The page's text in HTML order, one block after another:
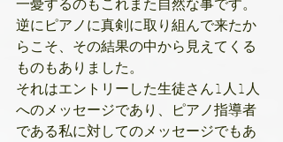
一憂するのもこれまた自然な事です。
逆にピアノに真剣に取り組んで来たか
らこそ、その結果の中から見えてくる
ものもありました。
それはエントリーした生徒さん1人1人
へのメッセージであり、ピアノ指導者
である私に対してのメッセージでもあ